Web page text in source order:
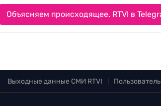
Объясняем происходящее. RTVI в
Выходные данные СМИ RTVI